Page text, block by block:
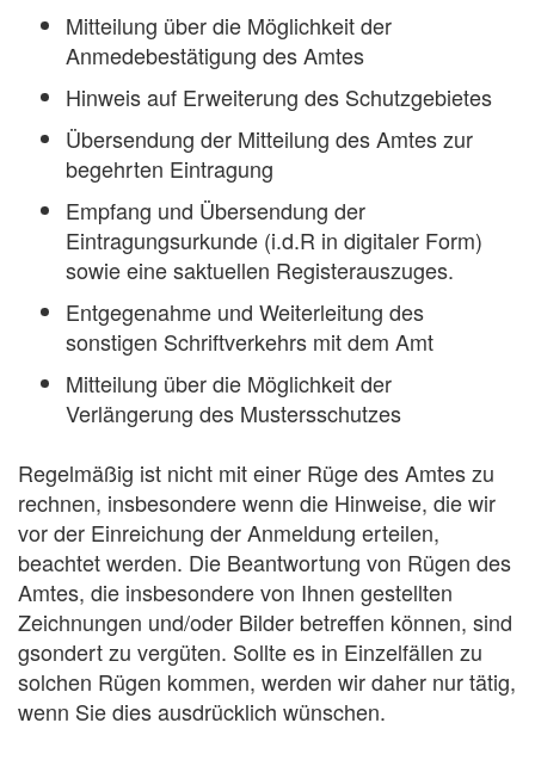
Mitteilung über die Möglichkeit der
Anmedebestätigung des Amtes
Hinweis auf Erweiterung des Schutzgebietes
Übersendung der Mitteilung des Amtes zur
begehrten Eintragung
Empfang und Übersendung der
Eintragungsurkunde (i.d.R in digitaler Form)
sowie eine saktuellen Registerauszuges.
Entgegenahme und Weiterleitung des
sonstigen Schriftverkehrs mit dem Amt
Mitteilung über die Möglichkeit der
Verlängerung des Mustersschutzes
Regelmäßig ist nicht mit einer Rüge des Amtes zu
rechnen, insbesondere wenn die Hinweise, die wir
vor der Einreichung der Anmeldung erteilen,
beachtet werden. Die Beantwortung von Rügen des
Amtes, die insbesondere von Ihnen gestellten
Zeichnungen und/oder Bilder betreffen können, sind
gsondert zu vergüten. Sollte es in Einzelfällen zu
solchen Rügen kommen, werden wir daher nur tätig,
wenn Sie dies ausdrücklich wünschen.